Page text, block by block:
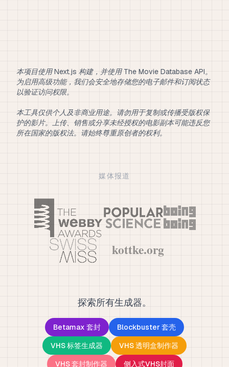
本项目使用 Next.js 构建，并使用 The Movie Database API。
为启用高级功能，我们会安全地存储您的电子邮件和订阅状态
以验证访问权限。
本工具仅供个人及非商业用途。请勿用于复制或传播受版权保
护的影片。上传、销售或分享未经授权的电影副本可能违反您
所在国家的版权法。请始终尊重原创者的权利。
媒体报道
探索所有生成器。
Betamax 套封
Blockbuster 套壳
VHS 标签生成器
VHS 透明盒制作器
VHS 套封制作器
侧入式VHS封面